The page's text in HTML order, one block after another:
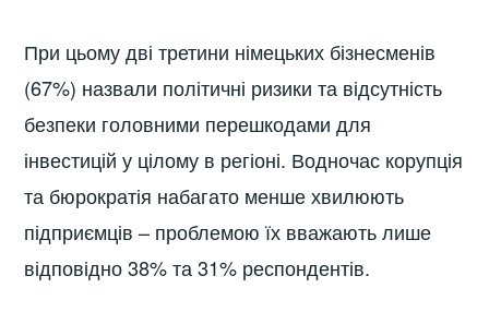
При цьому дві третини німецьких бізнесменів
(67%) назвали політичні ризики та відсутність
безпеки головними перешкодами для
інвестицій у цілому в регіоні. Водночас корупція
та бюрократія набагато менше хвилюють
підприємців – проблемою їх вважають лише
відповідно 38% та 31% респондентів.